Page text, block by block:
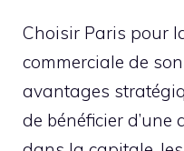
Choisir Paris pour
commerciale de
avantages
de bénéficier